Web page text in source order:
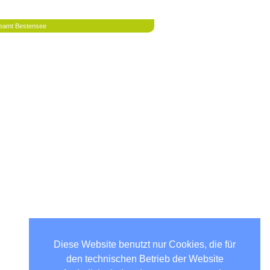
Diese Website benutzt nur Cookies, die für
den technischen Betrieb der Website
Bestensee